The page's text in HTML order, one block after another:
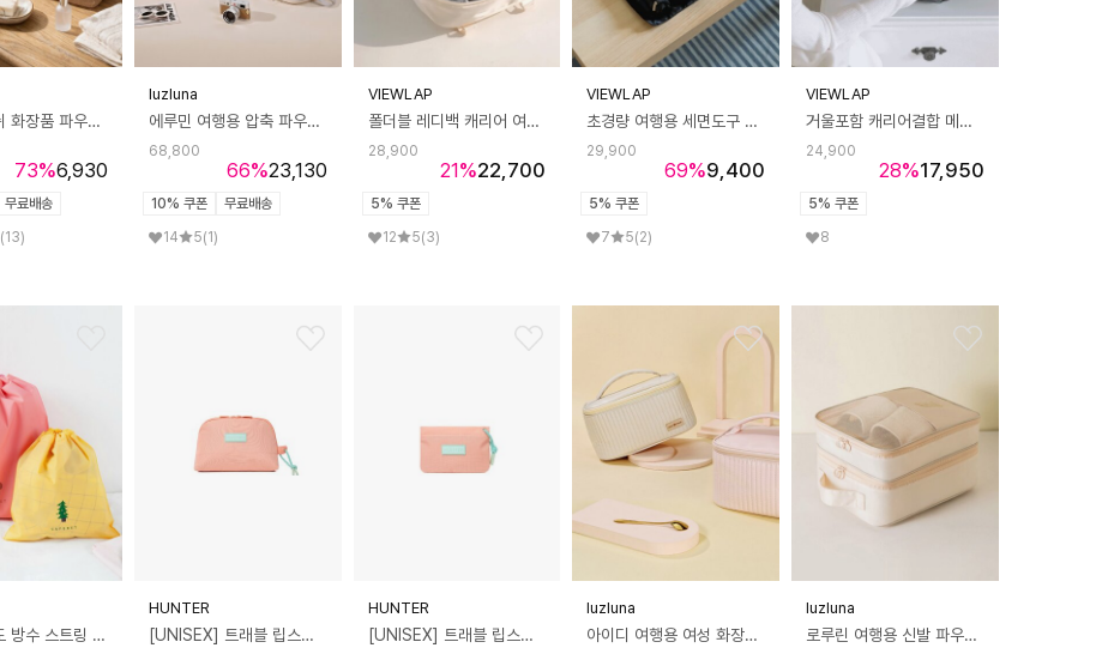
아니엘 메쉬 화장품 파우치 분리형 여행용 파우치 브러쉬 세면가방 J325
73%6,930
무료배송
(13)
luzluna
에루민 여행용 압축 파우치 캐리어 정리백 압축팩 트래블 파우치 세트 J323
66%
68,800
23,130
10% 쿠폰
무료배송
14
5(1)
VIEWLAP
폴더블 레디백 캐리어 여행용 크로스 보스턴 백
21%
28,900
22,700
5% 쿠폰
12
5(3)
VIEWLAP
초경량 여행용 세면도구 파우치 바캉스 수납가방 2color
69%
29,900
9,400
5% 쿠폰
7
5(2)
VIEWLAP
거울포함 캐리어결합 메이크업 파우치
28%
24,900
17,950
5% 쿠폰
8
레인 다용도 방수 스트링 파우치 여행 출장 정리백 수납 가방
HUNTER
[UNISEX] 트래블 립스탑 라지 파우치 - 그레이프프루트 UBP7121NRSGGW
HUNTER
[UNISEX] 트래블 립스탑 미니 파우치 - 그레이프프루트 UBP7120NRSGGW
luzluna
아이디 여행용 여성 화장품 휴대용 파우치 가방
luzluna
로루린 여행용 신발 파우치 운동화가방 슈즈백 캐리어 보관 가방 J324